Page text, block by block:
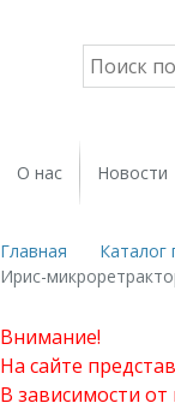
О нас Новости
Главная Каталог
Ирис-
Внимание!
На сайте
В зависимости